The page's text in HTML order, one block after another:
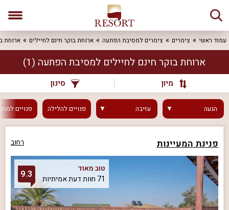
עמוד ראשי צימרים צימרים למסיבת הפתעה ארוחת בוקר חינם לחיילים ארוחת
ארוחת בוקר חינם לחיילים למסיבת הפתעה (1)
מיון סינון
הגעה עזיבה פנוייםלהלילה פנויים
פנינת המעיינות רחוב
טוב מאוד
71 חוות דעת אמיתיות
9.3